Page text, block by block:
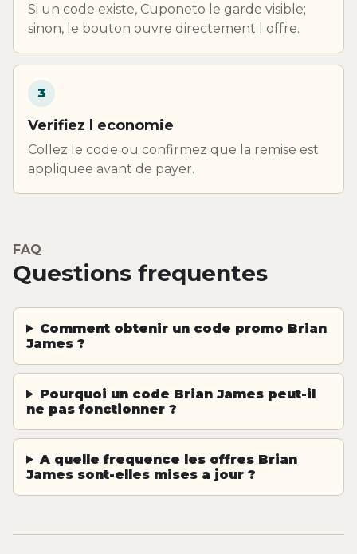
Si un code existe, Cuponeto le garde visible;
sinon, le bouton ouvre directement l offre.
3
Verifiez l economie
Collez le code ou confirmez que la remise est
appliquee avant de payer.
FAQ
Questions frequentes
Comment obtenir un code promo Brian
James ?
Pourquoi un code Brian James peut-il
ne pas fonctionner ?
A quelle frequence les offres Brian
James sont-elles mises a jour ?